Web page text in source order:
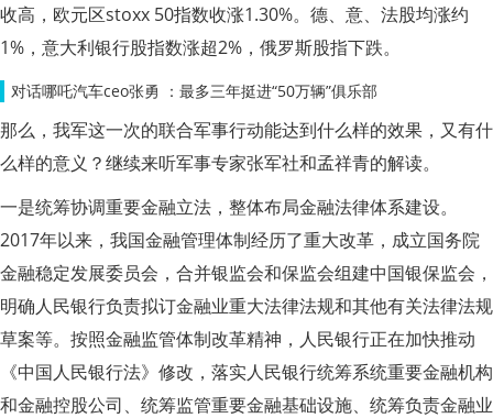
收高，欧元区stoxx 50指数收涨1.30%。德、意、法股均涨约
1%，意大利银行股指数涨超2%，俄罗斯股指下跌。
对话哪吒汽车ceo张勇 ：最多三年挺进“50万辆”俱乐部
那么，我军这一次的联合军事行动能达到什么样的效果，又有什
么样的意义？继续来听军事专家张军社和孟祥青的解读。
一是统筹协调重要金融立法，整体布局金融法律体系建设。
2017年以来，我国金融管理体制经历了重大改革，成立国务院
金融稳定发展委员会，合并银监会和保监会组建中国银保监会，
明确人民银行负责拟订金融业重大法律法规和其他有关法律法规
草案等。按照金融监管体制改革精神，人民银行正在加快推动
《中国人民银行法》修改，落实人民银行统筹系统重要金融机构
和金融控股公司、统筹监管重要金融基础设施、统筹负责金融业